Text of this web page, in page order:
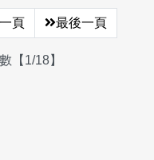
頁 最後一頁
【1/18】